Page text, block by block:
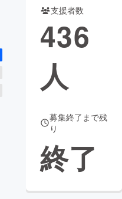
支援者数
436
人
募集終了まで残
り
終了